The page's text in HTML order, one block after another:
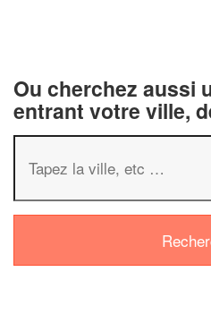
Ou cherchez aussi
entrant votre ville,